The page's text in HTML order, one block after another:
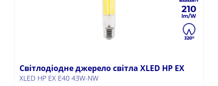
210
Світлодіодне джерело світла XLED HP EX
XLED HP EX E40 43W-NW